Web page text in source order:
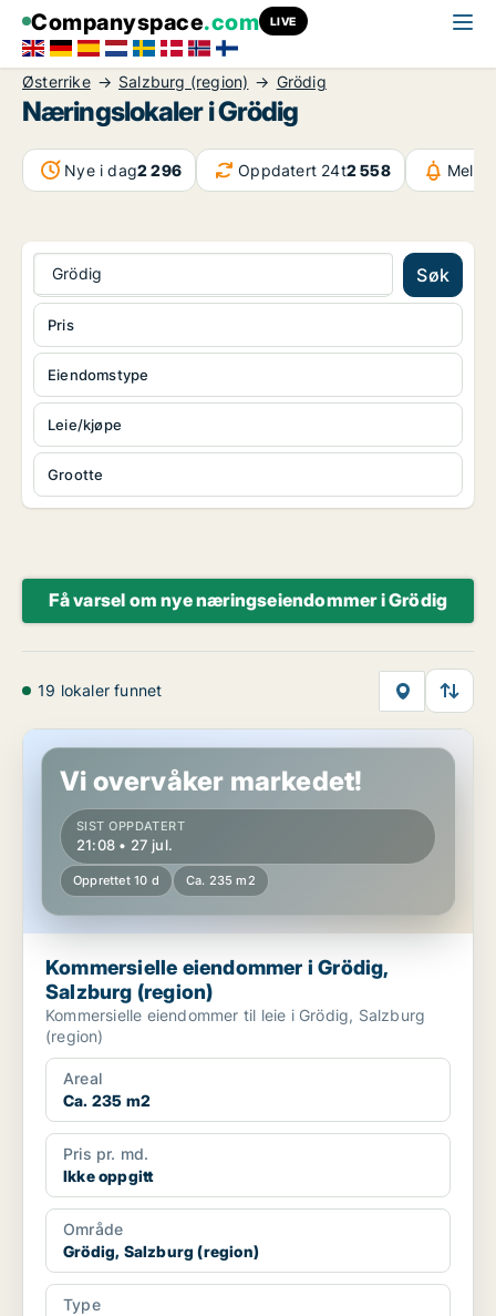
Companyspace.com LIVE
Østerrike Salzburg (region) Grödig
Næringslokaler i Grödig
Nye i dag2 296 Oppdatert 24t2 558
Grödig Søk
Eiendomstype
Leie/kjøpe
Grootte
Pris
Få varsel om nye næringseiendommer i Grödig
19 lokaler funnet
Kommersielle eiendommer i Grödig, Salzburg (region)
Vi overvåker markedet!
SIST OPPDATERT
21:08 • 27 jul.
Opprettet 10 d Ca. 235 m2
Kommersielle eiendommer i Grödig,
Salzburg (region)
Kommersielle eiendommer til leie i Grödig, Salzburg
(region)
Areal
Ca. 235 m2
Pris pr. md.
Ikke oppgitt
Område
Grödig, Salzburg (region)
Type